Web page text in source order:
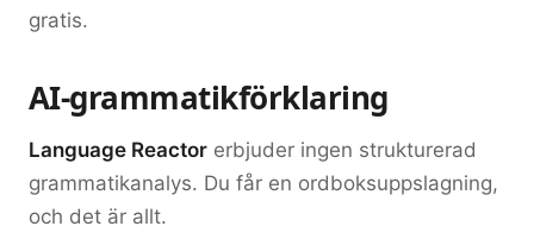
gratis.
AI-grammatikförklaring
Language Reactor erbjuder ingen strukturerad
grammatikanalys. Du får en ordboksuppslagning,
och det är allt.